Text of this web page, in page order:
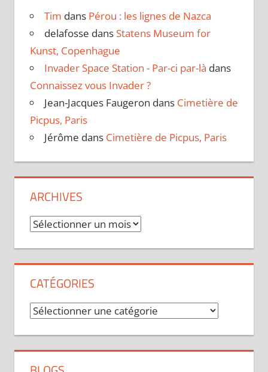
Tim dans Pérou : les lignes de Nazca
delafosse dans Statens Museum for
Kunst, Copenhague
Invader Space Station - Par-ci par-là dans
Connaissez vous Invader ?
Jean-Jacques Faugeron dans Cimetière de
Picpus, Paris
Jérôme dans Cimetière de Picpus, Paris
ARCHIVES
Archives
CATÉGORIES
Catégories